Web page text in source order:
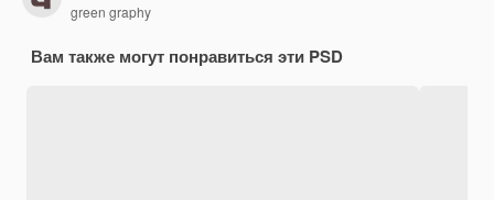
green graphy
Вам также могут понравиться эти PSD